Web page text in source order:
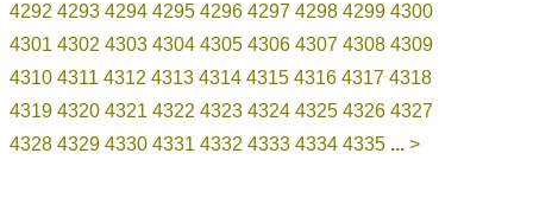
4292 4293 4294 4295 4296 4297 4298 4299 4300
4301 4302 4303 4304 4305 4306 4307 4308 4309
4310 4311 4312 4313 4314 4315 4316 4317 4318
4319 4320 4321 4322 4323 4324 4325 4326 4327
4328 4329 4330 4331 4332 4333 4334 4335 ... >